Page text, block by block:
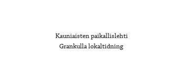
Kauniaisten paikallislehti
Grankulla lokaltidning